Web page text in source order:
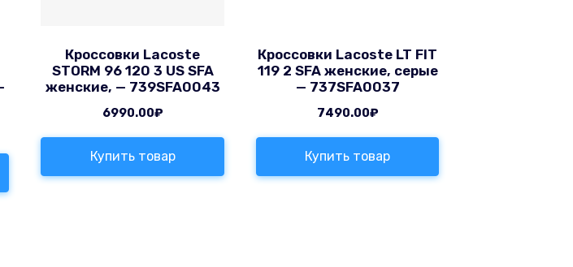
Кроссовки Lacoste
STORM 96 120 3 US SFA
женские, — 739SFA0043
6990.00₽
Купить товар
Кроссовки Lacoste LT FIT
119 2 SFA женские, серые
— 737SFA0037
7490.00₽
Купить товар